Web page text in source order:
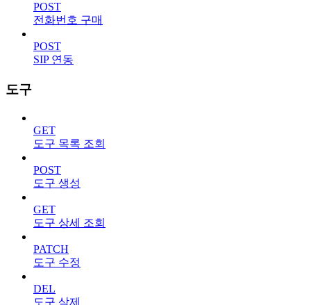
POST
전화번호 구매
POST
SIP 연동
도구
GET
도구 목록 조회
POST
도구 생성
GET
도구 상세 조회
PATCH
도구 수정
DEL
도구 삭제